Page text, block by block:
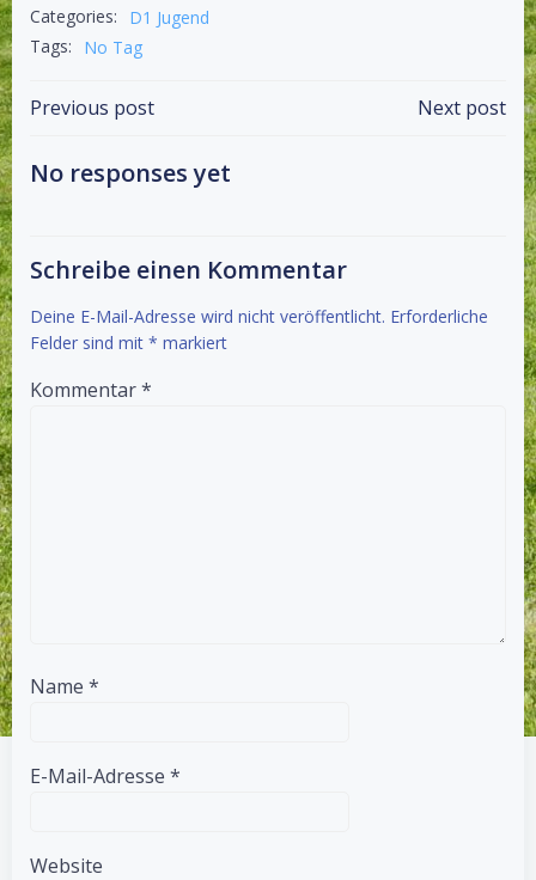
Categories:
D1 Jugend
Tags:
No Tag
Beitragsnavigation
Previous post Next post
No responses yet
Schreibe einen Kommentar
Deine E-Mail-Adresse wird nicht veröffentlicht. Erforderliche
Felder sind mit * markiert
Kommentar*
Name *
E-Mail-Adresse *
Website